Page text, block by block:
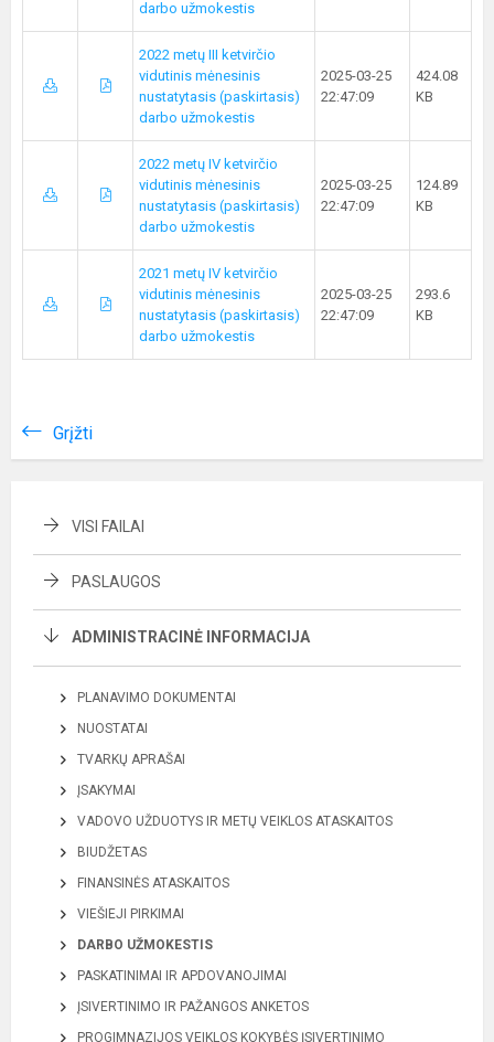
darbo užmokestis
2022 metų III ketvirčio
vidutinis mėnesinis
nustatytasis (paskirtasis)
darbo užmokestis
2025-03-25
22:47:09
424.08
KB
2022 metų IV ketvirčio
vidutinis mėnesinis
nustatytasis (paskirtasis)
darbo užmokestis
2025-03-25
22:47:09
124.89
KB
2021 metų IV ketvirčio
vidutinis mėnesinis
nustatytasis (paskirtasis)
darbo užmokestis
2025-03-25
22:47:09
293.6
KB
Grįžti
VISI FAILAI
PASLAUGOS
ADMINISTRACINĖ INFORMACIJA
PLANAVIMO DOKUMENTAI
NUOSTATAI
TVARKŲ APRAŠAI
ĮSAKYMAI
VADOVO UŽDUOTYS IR METŲ VEIKLOS ATASKAITOS
BIUDŽETAS
FINANSINĖS ATASKAITOS
VIEŠIEJI PIRKIMAI
DARBO UŽMOKESTIS
PASKATINIMAI IR APDOVANOJIMAI
ĮSIVERTINIMO IR PAŽANGOS ANKETOS
PROGIMNAZIJOS VEIKLOS KOKYBĖS ĮSIVERTINIMO